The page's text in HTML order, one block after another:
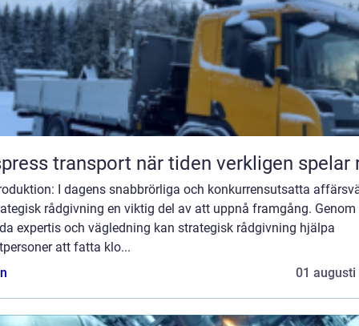
Ekspress transport när tiden verkligen
I dagens snabbrörliga och konkurrensutsatta
rådgivning en viktig del av att uppnå framgång.
expertis och vägledning kan strategisk rådgivning hjälpa
att fatta klo...
01 augusti